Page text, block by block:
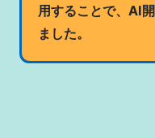
用することで、AI
ました。